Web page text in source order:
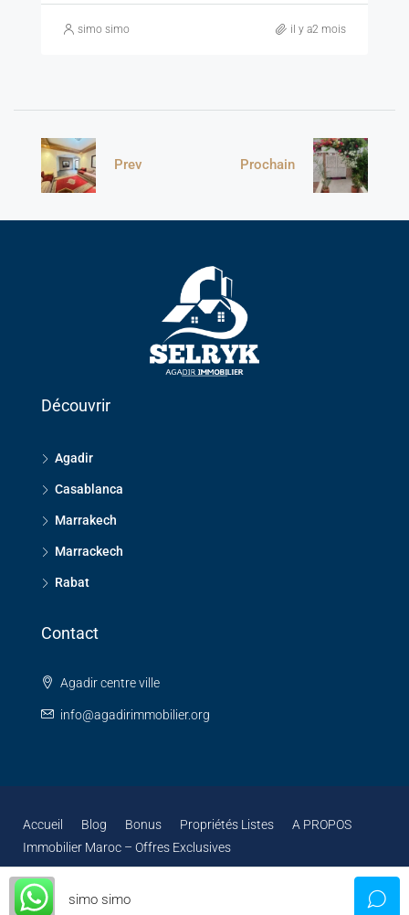
simo simo il y a2 mois
Prev Prochain
Découvrir
Agadir
Casablanca
Marrakech
Marrackech
Rabat
Contact
Agadir centre ville
info@agadirimmobilier.org
Accueil Blog Bonus Propriétés Listes
A PROPOS
Immobilier Maroc – Offres Exclusives
simo simo